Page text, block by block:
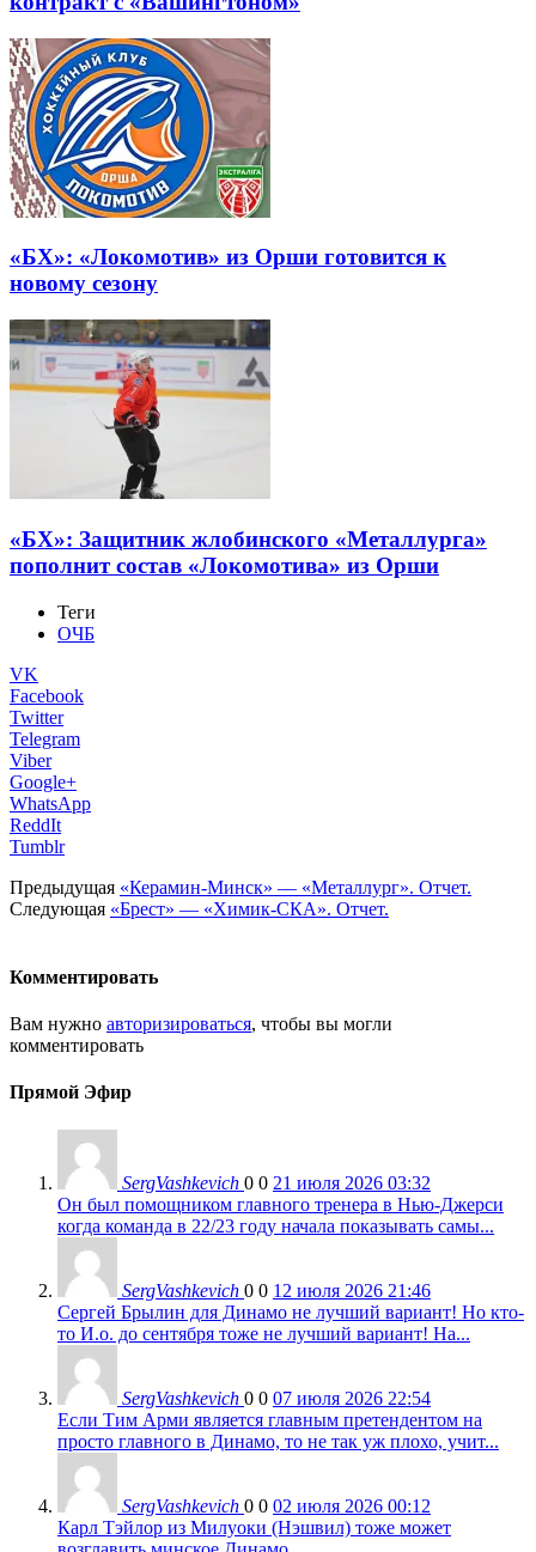
«БХ»: «Локомотив» из Орши готовится к
новому сезону
«БХ»: Защитник жлобинского «Металлурга»
пополнит состав «Локомотива» из Орши
Теги
ОЧБ
VK
Facebook
Twitter
Telegram
Viber
Google+
WhatsApp
ReddIt
Tumblr
Предыдущая «Керамин-Минск» — «Металлург». Отчет.
Следующая «Брест» — «Химик-СКА». Отчет.
Комментировать
Вам нужно авторизироваться, чтобы вы могли
комментировать
Прямой Эфир
SergVashkevich 0 0 21 июля 2026 03:32
Он был помощником главного тренера в Нью-Джерси
когда команда в 22/23 году начала показывать самы...
SergVashkevich 0 0 12 июля 2026 21:46
Сергей Брылин для Динамо не лучший вариант! Но кто-
то И.о. до сентября тоже не лучший вариант! На...
SergVashkevich 0 0 07 июля 2026 22:54
Если Тим Арми является главным претендентом на
просто главного в Динамо, то не так уж плохо, учит...
SergVashkevich 0 0 02 июля 2026 00:12
Карл Тэйлор из Милуоки (Нэшвил) тоже может